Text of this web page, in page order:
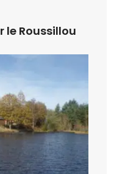
le Roussillou